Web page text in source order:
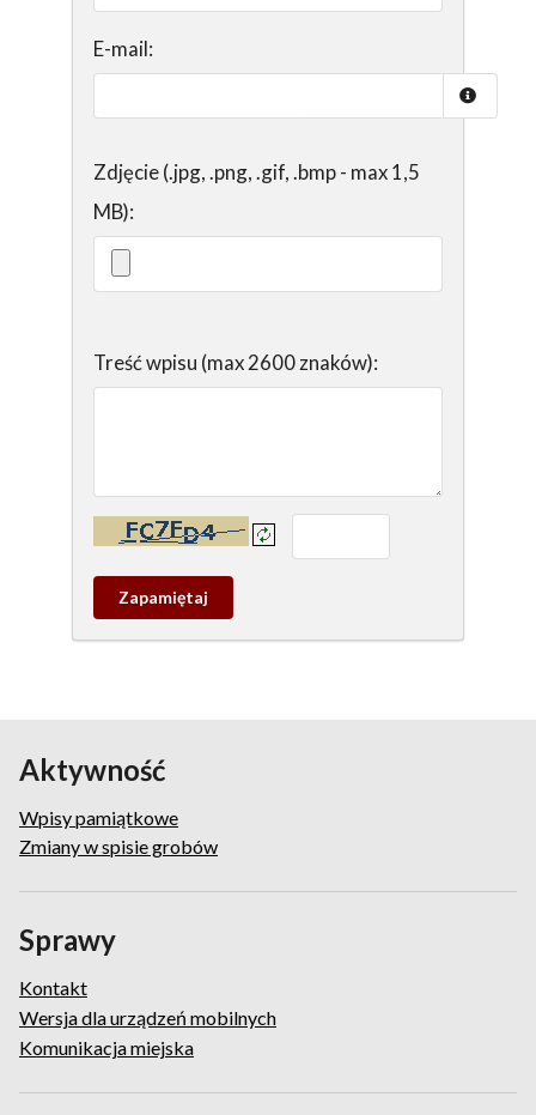
E-mail:
Zdjęcie (.jpg, .png, .gif, .bmp - max 1,5
MB):
Treść wpisu (max 2600 znaków):
Kontrola - wprowadź tekst z obrazka:
Zapamietaj
wpis
Aktywność
Wpisy pamiątkowe
Zmiany w spisie grobów
Sprawy
Kontakt
Wersja dla urządzeń mobilnych
Komunikacja miejska